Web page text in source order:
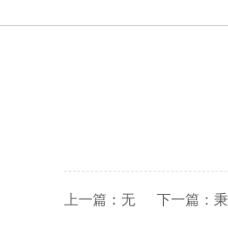
上一篇： 无 下一篇：